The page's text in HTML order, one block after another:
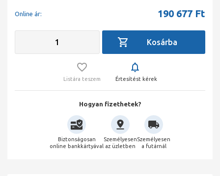
Online ár: 190 677 Ft
Listára teszem Értesítést kérek
Hogyan fizethetek?
Biztonságosan
online bankkártyával
Személyesen
az üzletben
Személyesen
a futárnál